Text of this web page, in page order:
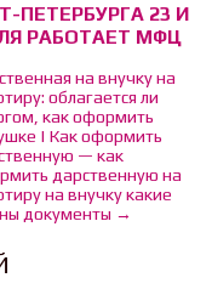
ПЕТЕРБУРГА 23 И
РАБОТАЕТ МФЦ
на внучку на
облагается ли
как оформить
| Как оформить
— как
дарственную на
на внучку какие
документы →